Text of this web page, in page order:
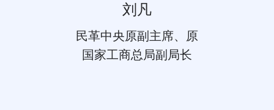
刘凡
民革中央原副主席、原
国家工商总局副局长